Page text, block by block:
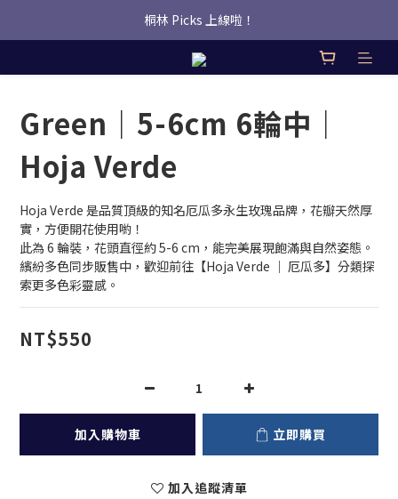
桐林 Picks 上線啦！
桐林 Picks 上線啦！
✿桐林Fleur✿  Uber Eats即點即送🛵
Green｜5-6cm 6輪中｜
Hoja Verde
Hoja Verde 是品質頂級的知名厄瓜多永生玫瑰品牌，花瓣天然厚
實，方便開花使用喲！
此為 6 輪裝，花頭直徑約 5-6 cm，能完美展現飽滿與自然姿態。
繽紛多色同步販售中，歡迎前往【Hoja Verde ｜ 厄瓜多】分類探
索更多色彩靈感。
NT$550
加入購物車 立即購買
加入追蹤清單